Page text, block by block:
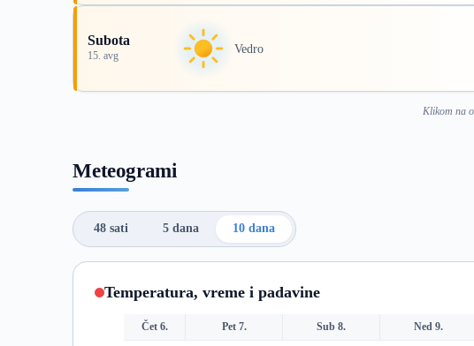
Subota
15. avg Vedro
Klikom na
Meteogrami
48 sati 5 dana 10 dana
Temperatura, vreme i padavine
Čet 6. Pet 7. Sub 8. Ned 9.